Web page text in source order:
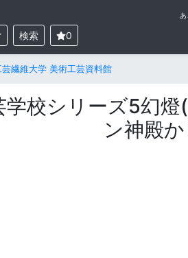
検索 0
芸繊維大学 美術工芸資料館
学校シリーズ5幻
ン神殿